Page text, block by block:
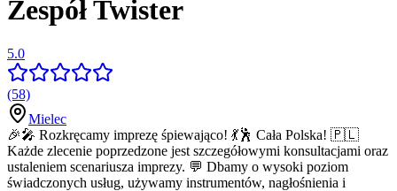
Zespół Twister
5.0
(58)
Mielec
🎉🎤 Rozkręcamy imprezę śpiewająco! 💃🕺 Cała Polska! 🇵🇱
Każde zlecenie poprzedzone jest szczegółowymi konsultacjami oraz
ustaleniem scenariusza imprezy. 💬 Dbamy o wysoki poziom
świadczonych usług, używamy instrumentów, nagłośnienia i